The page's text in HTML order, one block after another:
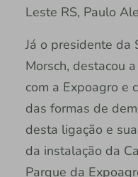
Leste RS, Paulo
Já o presidente da
Morsch, destacou
com a Expoagro e
das formas de
desta ligação e
da instalação da
Parque da